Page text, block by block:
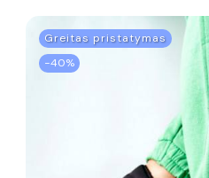
Greitas pristatymas
−40%